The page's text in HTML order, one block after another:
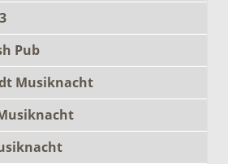
Pub
Musiknacht